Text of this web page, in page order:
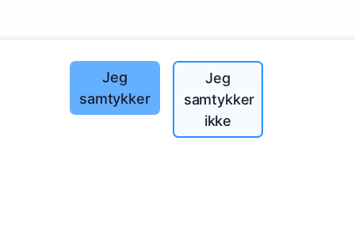
Jeg
samtykker
Jeg
samtykker
ikke